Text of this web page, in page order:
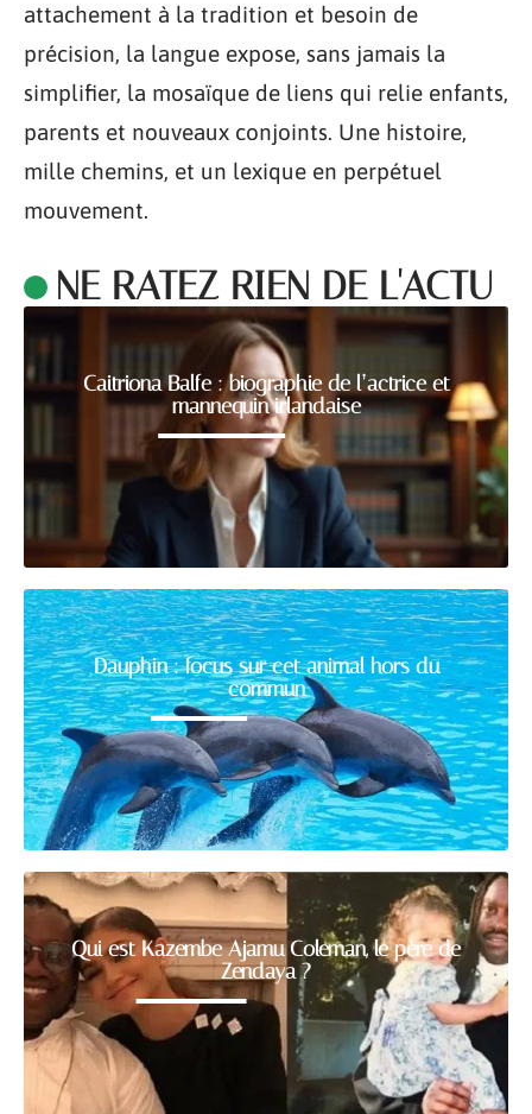
attachement à la tradition et besoin de
précision, la langue expose, sans jamais la
simplifier, la mosaïque de liens qui relie enfants,
parents et nouveaux conjoints. Une histoire,
mille chemins, et un lexique en perpétuel
mouvement.
NE RATEZ RIEN DE L'ACTU
Caitriona Balfe : biographie de l’actrice et
mannequin irlandaise
Dauphin : focus sur cet animal hors du
commun
Qui est Kazembe Ajamu Coleman, le père de
Zendaya ?